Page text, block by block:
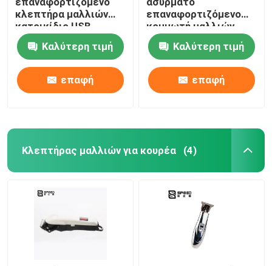
Προϊόντα
Εμφάνιση VR
Σχετικά με εμάς
κλεπτήρα μαλλιών
κατοικίδιο USB
Καλύτερη τιμή
επαφή
επαναφορτιζόμενο
κομμωτή μαλλιών
SHC-5061 Διάβλημα
δείκτη φωτός
Καλύτερη τιμή
επαφή
Κλεπτήρας μαλλιών για κουρέα (4)